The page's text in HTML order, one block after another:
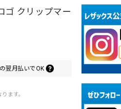
ゴ クリップマー
翌月払いでOK
ます。